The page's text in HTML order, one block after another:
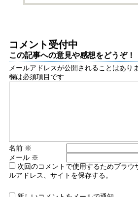
コメント受付中
この記事への意見や感想をどうぞ！
メールアドレスが公開されることはあり
欄は必須項目です
名前 ※
メール ※
次回のコメントで使用するためブラウ
ルアドレス、サイトを保存する。